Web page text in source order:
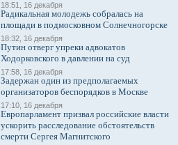
18:51, 16 декабря
Радикальная молодежь собралась на
площади в подмосковном Солнечногорске
18:32, 16 декабря
Путин отверг упреки адвокатов
Ходорковского в давлении на суд
17:58, 16 декабря
Задержан один из предполагаемых
организаторов беспорядков в Москве
17:10, 16 декабря
Европарламент призвал российские власти
ускорить расследование обстоятельств
смерти Сергея Магнитского